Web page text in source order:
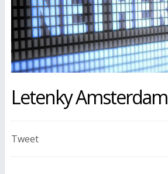
Letenky Amsterdam
Tweet